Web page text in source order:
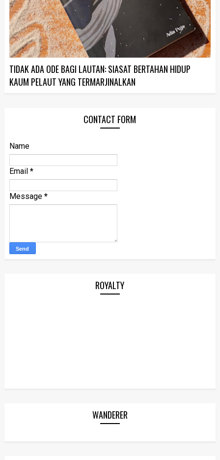
TIDAK ADA ODE BAGI LAUTAN: SIASAT BERTAHAN HIDUP
KAUM PELAUT YANG TERMARJINALKAN
CONTACT FORM
Name
Email *
Message *
ROYALTY
WANDERER